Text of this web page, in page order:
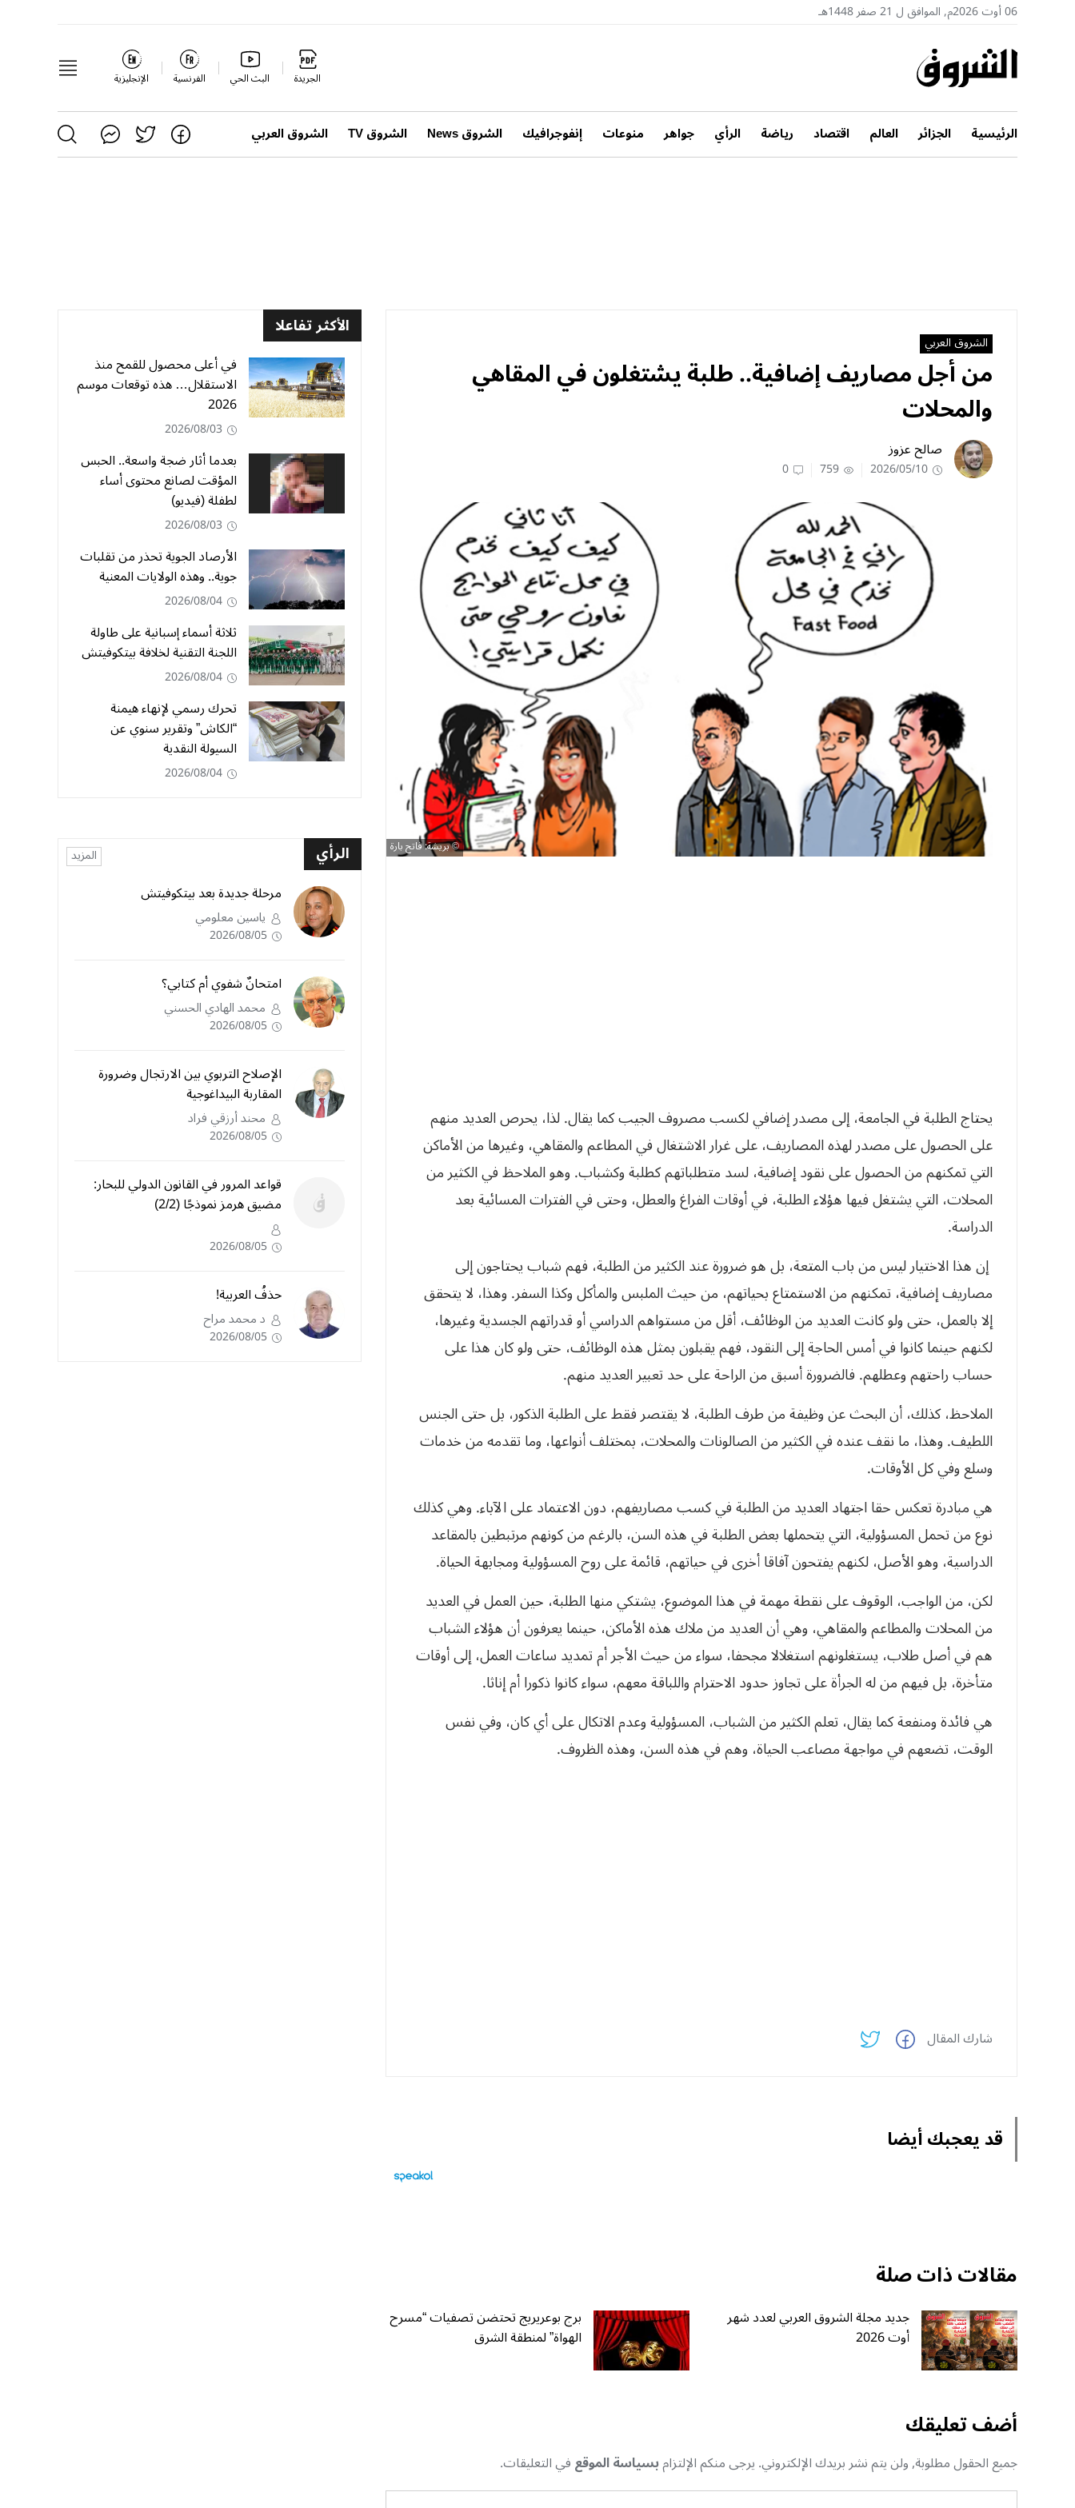
06 أوت 2026م, الموافق ل 21 صفر 1448هـ
الجريدة البث الحي الفرنسية الإنجليزية
الرئيسية الجزائر العالم اقتصاد رياضة الرأي جواهر منوعات إنفوجرافيك الشروق News الشروق TV الشروق العربي
الشروق العربي
من أجل مصاريف إضافية.. طلبة يشتغلون في المقاهي
والمحلات
صالح عزوز
2026/05/10
759
0
بريشة: فاتح بارة
يحتاج الطلبة في الجامعة، إلى مصدر إضافي لكسب مصروف الجيب كما يقال. لذا، يحرص العديد منهم
على الحصول على مصدر لهذه المصاريف، على غرار الاشتغال في المطاعم والمقاهي، وغيرها من الأماكن
التي تمكنهم من الحصول على نقود إضافية، لسد متطلباتهم كطلبة وكشباب. وهو الملاحظ في الكثير من
المحلات، التي يشتغل فيها هؤلاء الطلبة، في أوقات الفراغ والعطل، وحتى في الفترات المسائية بعد
الدراسة.
إن هذا الاختيار ليس من باب المتعة، بل هو ضرورة عند الكثير من الطلبة، فهم شباب يحتاجون إلى
مصاريف إضافية، تمكنهم من الاستمتاع بحياتهم، من حيث الملبس والمأكل وكذا السفر. وهذا، لا يتحقق
إلا بالعمل، حتى ولو كانت العديد من الوظائف، أقل من مستواهم الدراسي أو قدراتهم الجسدية وغيرها،
لكنهم حينما كانوا في أمس الحاجة إلى النقود، فهم يقبلون بمثل هذه الوظائف، حتى ولو كان هذا على
حساب راحتهم وعطلهم. فالضرورة أسبق من الراحة على حد تعبير العديد منهم.
الملاحظ، كذلك، أن البحث عن وظيفة من طرف الطلبة، لا يقتصر فقط على الطلبة الذكور، بل حتى الجنس
اللطيف. وهذا، ما نقف عنده في الكثير من الصالونات والمحلات، بمختلف أنواعها، وما تقدمه من خدمات
وسلع وفي كل الأوقات.
هي مبادرة تعكس حقا اجتهاد العديد من الطلبة في كسب مصاريفهم، دون الاعتماد على الآباء. وهي كذلك
نوع من تحمل المسؤولية، التي يتحملها بعض الطلبة في هذه السن، بالرغم من كونهم مرتبطين بالمقاعد
الدراسية، وهو الأصل، لكنهم يفتحون آفاقا أخرى في حياتهم، قائمة على روح المسؤولية ومجابهة الحياة.
لكن، من الواجب، الوقوف على نقطة مهمة في هذا الموضوع، يشتكي منها الطلبة، حين العمل في العديد
من المحلات والمطاعم والمقاهي، وهي أن العديد من ملاك هذه الأماكن، حينما يعرفون أن هؤلاء الشباب
هم في أصل طلاب، يستغلونهم استغلالا مجحفا، سواء من حيث الأجر أم تمديد ساعات العمل، إلى أوقات
متأخرة، بل فيهم من له الجرأة على تجاوز حدود الاحترام واللباقة معهم، سواء كانوا ذكورا أم إناثا.
هي فائدة ومنفعة كما يقال، تعلم الكثير من الشباب، المسؤولية وعدم الاتكال على أي كان، وفي نفس
الوقت، تضعهم في مواجهة مصاعب الحياة، وهم في هذه السن، وهذه الظروف.
شارك المقال
قد يعجبك أيضا
مقالات ذات صلة
جديد مجلة الشروق العربي لعدد شهر
أوت 2026
برج بوعريريج تحتضن تصفيات “مسرح
الهواة” لمنطقة الشرق
أضف تعليقك
جميع الحقول مطلوبة, ولن يتم نشر بريدك الإلكتروني. يرجى منكم الإلتزامبسياسة الموقعفي التعليقات.
الأكثر تفاعلا
في أعلى محصول للقمح منذ
الاستقلال… هذه توقعات موسم
2026
2026/08/03
بعدما أثار ضجة واسعة.. الحبس
المؤقت لصانع محتوى أساء
لطفلة (فيديو)
2026/08/03
الأرصاد الجوية تحذر من تقلبات
جوية.. وهذه الولايات المعنية
2026/08/04
ثلاثة أسماء إسبانية على طاولة
اللجنة التقنية لخلافة بيتكوفيتش
2026/08/04
تحرك رسمي لإنهاء هيمنة
“الكاش” وتقرير سنوي عن
السيولة النقدية
2026/08/04
الرأي المزيد
مرحلة جديدة بعد بيتكوفيتش
ياسين معلومي
2026/08/05
امتحانٌ شفوي أم كتابي؟
محمد الهادي الحسني
2026/08/05
الإصلاح التربوي بين الارتجال وضرورة
المقاربة البيداغوجية
محند أرزقي فراد
2026/08/05
قواعد المرور في القانون الدولي للبحار:
مضيق هرمز نموذجًا (2/2)
2026/08/05
حذفُ العربية!
د محمد مراح
2026/08/05